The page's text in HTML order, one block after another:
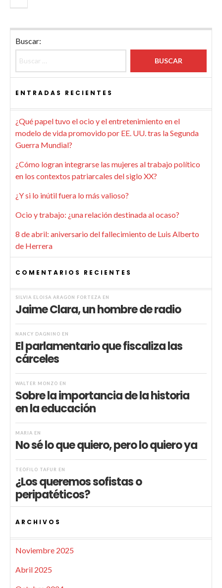
Buscar:
ENTRADAS RECIENTES
¿Qué papel tuvo el ocio y el entretenimiento en el
modelo de vida promovido por EE. UU. tras la Segunda
Guerra Mundial?
¿Cómo logran integrarse las mujeres al trabajo político
en los contextos patriarcales del siglo XX?
¿Y si lo inútil fuera lo más valioso?
Ocio y trabajo: ¿una relación destinada al ocaso?
8 de abril: aniversario del fallecimiento de Luis Alberto
de Herrera
COMENTARIOS RECIENTES
SILVIA ELOISA ARAGÓN FORTEZA EN
Jaime Clara, un hombre de radio
NANCY DAGNINO EN
El parlamentario que fiscaliza las
cárceles
WALTER MONZÓ EN
Sobre la importancia de la historia
en la educación
MARIA EN
No sé lo que quiero, pero lo quiero ya
TEÓFILO TAFUR EN
¿Los queremos sofistas o
peripatéticos?
ARCHIVOS
Noviembre 2025
Abril 2025